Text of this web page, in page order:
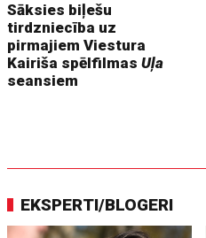
Sāksies biļešu
tirdzniecība uz
pirmajiem Viestura
Kairiša spēlfilmasUļa
seansiem
EKSPERTI/BLOGERI